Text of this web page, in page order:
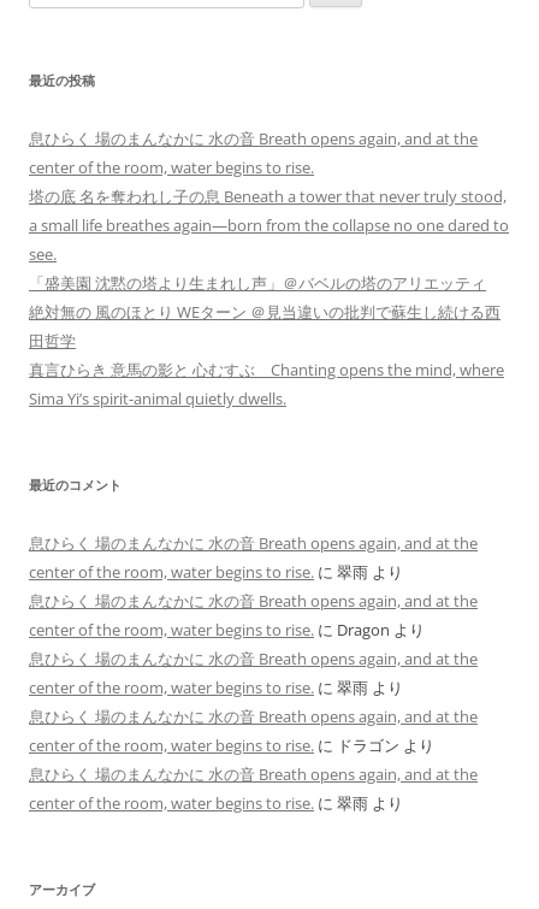
索:
最近の投稿
息ひらく 場のまんなかに 水の音 Breath opens again, and at the
center of the room, water begins to rise.
塔の底 名を奪われし子の息 Beneath a tower that never truly stood,
a small life breathes again—born from the collapse no one dared to
see.
「盛美園 沈黙の塔より生まれし声」＠バベルの塔のアリエッティ
絶対無の 風のほとり WEターン ＠見当違いの批判で蘇生し続ける西
田哲学
真言ひらき 意馬の影と 心むすぶ Chanting opens the mind, where
Sima Yi’s spirit-animal quietly dwells.
最近のコメント
息ひらく 場のまんなかに 水の音 Breath opens again, and at the
center of the room, water begins to rise. に 翠雨 より
息ひらく 場のまんなかに 水の音 Breath opens again, and at the
center of the room, water begins to rise. に Dragon より
息ひらく 場のまんなかに 水の音 Breath opens again, and at the
center of the room, water begins to rise. に 翠雨 より
息ひらく 場のまんなかに 水の音 Breath opens again, and at the
center of the room, water begins to rise. に ドラゴン より
息ひらく 場のまんなかに 水の音 Breath opens again, and at the
center of the room, water begins to rise. に 翠雨 より
アーカイブ